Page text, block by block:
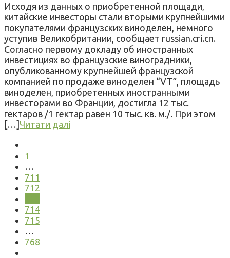
Исходя из данных о приобретенной площади,
китайские инвесторы стали вторыми крупнейшими
покупателями французских виноделен, немного
уступив Великобритании, сообщает russian.cri.cn.
Согласно первому докладу об иностранных
инвестициях во французские виноградники,
опубликованному крупнейшей французской
компанией по продаже виноделен “VT”, площадь
виноделен, приобретенных иностранными
инвесторами во Франции, достигла 12 тыс.
гектаров /1 гектар равен 10 тыс. кв. м./. При этом
[…] Читати далі
1
…
711
712
714
715
…
768